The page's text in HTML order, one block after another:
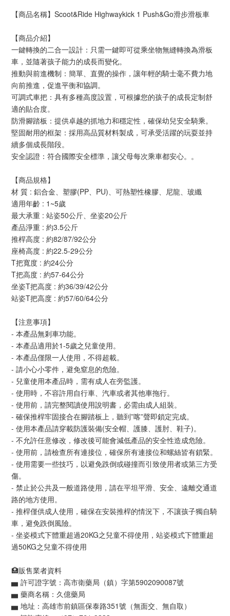
【商品名稱】Scoot&Ride Highwaykick 1 Push&Go滑步滑板車
【商品介紹】
一鍵轉換的二合一設計：只需一鍵即可從乘坐物無縫轉換為滑板
車，並隨著孩子能力的成長而變化。
推動與前進機制：簡單、直覺的操作，讓年輕的騎士毫不費力地
向前推進，促進平衡和協調。
可調式車把：具有多種高度設置，可根據您的孩子的成長定制舒
適的貼合度。
防滑腳踏板：提供卓越的抓地力和穩定性，確保幼兒安全騎乘。
堅固耐用的框架：採用高品質材料製成，可承受活躍的玩耍並持
續多個成長階段。
安全認證：符合國際安全標準，讓父母每次乘車都安心。。
【商品規格】
材 質 : 鋁合金、塑膠(PP、PU)、可熱塑性橡膠、尼龍、玻纖
適用年齡 : 1~5歲
最大承重 : 站姿50公斤、坐姿20公斤
產品淨重 : 約3.5公斤
推桿高度 : 約82/87/92公分
座椅高度 : 約22.5-29公分
T把寬度 : 約24公分
T把高度 : 約57-64公分
坐姿T把高度 : 約36/39/42公分
站姿T把高度 : 約57/60/64公分
【注意事項】
- 本產品無剎車功能。
- 本產品適用於1-5歲之兒童使用。
- 本產品僅限一人使用，不得超載。
- 請小心小零件，避免窒息的危險。
- 兒童使用本產品時，需有成人在旁監護。
- 使用時，不容許用自行車、汽車或者其他車拖行。
- 使用前，請完整閱讀使用說明書，必需由成人組裝。
- 確保推桿牢固接合在腳踏板上，聽到”喀”聲即鎖定完成。
- 使用本產品請穿載防護裝備(安全帽、護膝、護肘、鞋子)。
- 不允許任意修改，修改後可能會減低產品的安全性造成危險。
- 使用前，請檢查所有連接位，確保所有連接位和螺絲皆有鎖緊。
- 使用需要一些技巧，以避免跌倒或碰撞而引致使用者或第三方受
傷。
- 禁止於公共及一般道路使用，請在平坦平滑、安全、遠離交通道
路的地方使用。
- 推桿僅供成人使用，確保在安裝推桿的情況下，不讓孩子獨自騎
車，避免跌倒風險。
- 坐姿模式下體重超過20KG之兒童不得使用，站姿模式下體重超
過50KG之兒童不得使用
🏥販售業者資料
▅ 許可證字號：高市衛藥局（鎮）字第5902090087號
▅ 藥商名稱：久億藥局
▅ 地址：高雄市前鎮區保泰路351號（無面交、無自取）